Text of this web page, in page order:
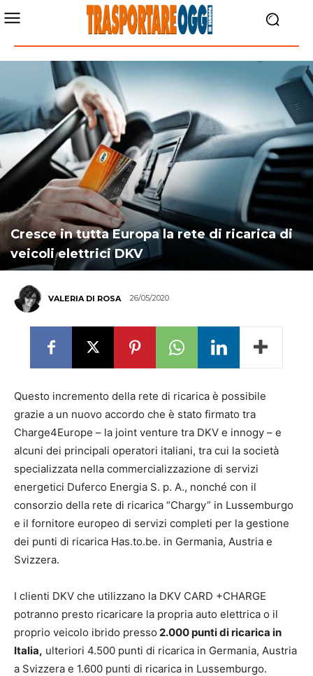
Cresce in tutta Europa la rete di ricarica di
veicoli elettrici DKV
VALERIA DI ROSA 26/05/2020
Questo incremento della rete di ricarica è possibile
grazie a un nuovo accordo che è stato firmato tra
Charge4Europe – la joint venture tra DKV e innogy – e
alcuni dei principali operatori italiani, tra cui la società
specializzata nella commercializzazione di servizi
energetici Duferco Energia S. p. A., nonché con il
consorzio della rete di ricarica “Chargy” in Lussemburgo
e il fornitore europeo di servizi completi per la gestione
dei punti di ricarica Has.to.be. in Germania, Austria e
Svizzera.
I clienti DKV che utilizzano la DKV CARD +CHARGE
potranno presto ricaricare la propria auto elettrica o il
proprio veicolo ibrido presso 2.000 punti di ricarica in
Italia, ulteriori 4.500 punti di ricarica in Germania, Austria
a Svizzera e 1.600 punti di ricarica in Lussemburgo.